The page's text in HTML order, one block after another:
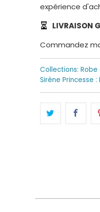
expérience
LIVRAISON
Commandez
Collections: Robe
Sirène Princesse